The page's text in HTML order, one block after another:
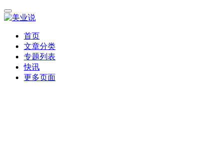
首页
文章分类
专题列表
快讯
更多页面